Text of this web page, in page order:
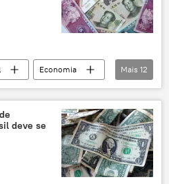
rublo
Economia
Latina
comércio bilateral
Mais 12
deve se